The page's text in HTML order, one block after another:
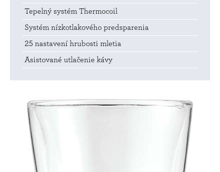
Tepelný systém Thermocoil
Systém nízkotlakového predsparenia
25 nastavení hrubosti mletia
Asistované utlačenie kávy